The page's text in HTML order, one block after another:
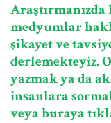
medyumlar
şikayet ve
derlemekteyiz.
yazmak ya da
insanlara
veya buraya